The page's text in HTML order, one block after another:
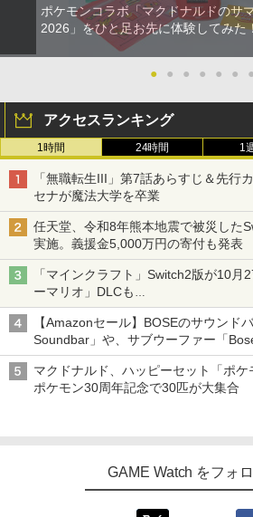
ポケモンコラボ「マクドナルドのサ
2026」をひと足お先に体験してみた
● ● ● ● ● ● ●
アクセスランキング
1時間 24時間 1
「無職転生III」第7話あらすじ＆先行
セナが魔法大学を卒業
任天堂、令和8年熊本地震で被災した
実施。義援金5,000万円の寄付も発表
「マインクラフト」Switch2版が10月
ーマリオ」DLCも
Switch版からのアップグレードも可能
【Amazonセール】BOSEのサウンド
Soundbar」や、サブウーファー「
Subwoofer」などお買い得！
マクドナルド、ハッピーセット「ポケ
ポケモン30周年記念で30匹が大集合
GAME Watch をフォ